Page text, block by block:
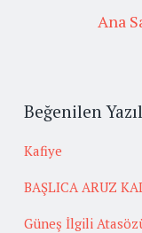
Ana
Beğenilen
Kafiye
BAŞLICA ARUZ
Güneş İlgili